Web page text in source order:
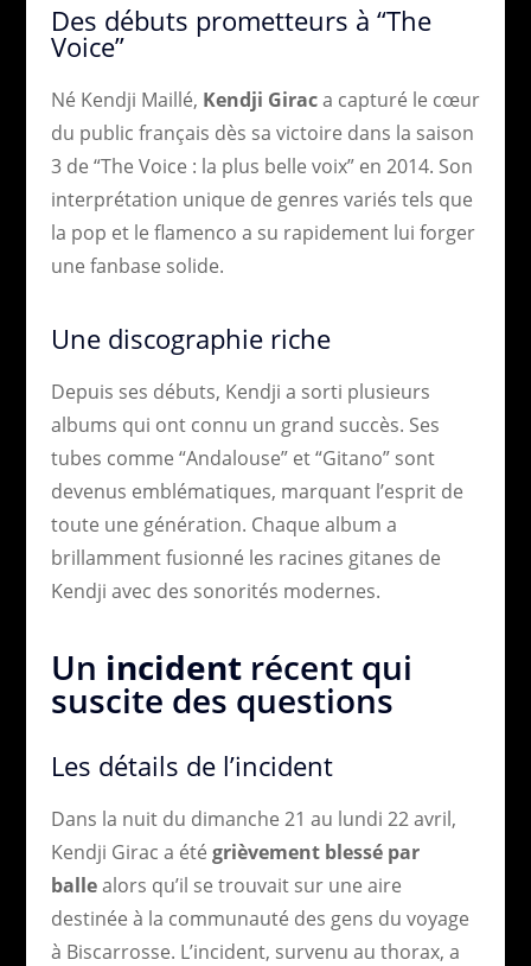
Des débuts prometteurs à “The
Voice”
Né Kendji Maillé, Kendji Giraca capturé le cœur
du public français dès sa victoire dans la saison
3 de “The Voice : la plus belle voix” en 2014. Son
interprétation unique de genres variés tels que
la pop et le flamenco a su rapidement lui forger
une fanbase solide.
Une discographie riche
Depuis ses débuts, Kendji a sorti plusieurs
albums qui ont connu un grand succès. Ses
tubes comme “Andalouse” et “Gitano” sont
devenus emblématiques, marquant l’esprit de
toute une génération. Chaque album a
brillamment fusionné les racines gitanes de
Kendji avec des sonorités modernes.
Un incidentrécent qui
suscite des questions
Les détails de l’incident
Dans la nuit du dimanche 21 au lundi 22 avril,
Kendji Girac a été grièvement blessé par
ballealors qu’il se trouvait sur une aire
destinée à la communauté des gens du voyage
à Biscarrosse. L’incident, survenu au thorax, a